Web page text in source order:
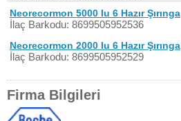
Neorecormon 5000 Iu 6 Hazır Şırınga
İlaç Barkodu: 8699505952536
Neorecormon 2000 Iu 6 Hazır Şırınga
İlaç Barkodu: 8699505952529
Firma Bilgileri